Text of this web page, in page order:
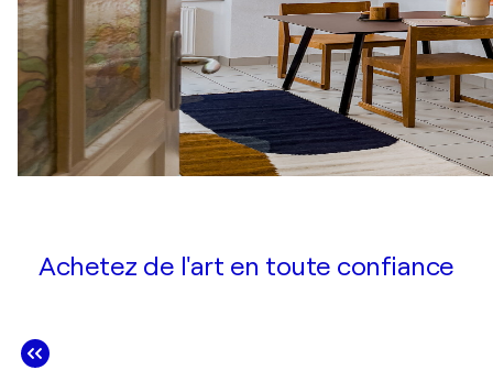
Achetez de l'art en toute confiance